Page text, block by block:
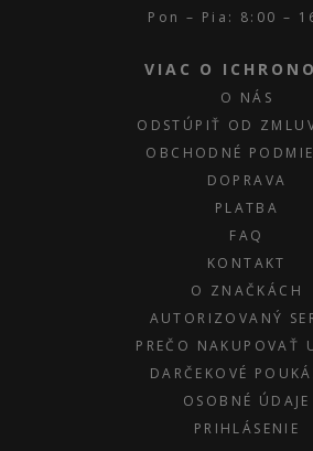
Pon – Pia: 8:00 –
VIAC O
O NÁS
ODSTÚPIŤ OD
OBCHODNÉ
DOPRAVA
PLATBA
FAQ
KONTAKT
O ZNAČKÁCH
AUTORIZOVANÝ
PREČO NAKUPOVAŤ
DARČEKOVÉ
OSOBNÉ ÚDAJE
PRIHLÁSENIE